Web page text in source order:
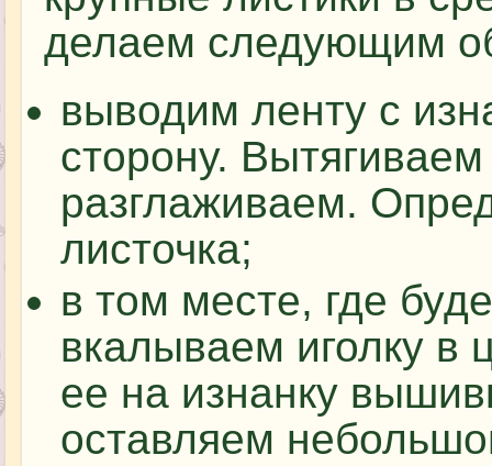
делаем следующим
выводим ленту с
сторону.
разглаживаем.
листочка;
в том месте, где
вкалываем иголку в
ее на изнанку
оставляем